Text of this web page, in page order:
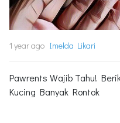
1 year ago Imelda Likari
Pawrents Wajib Tahu!
Kucing Banyak Rontok